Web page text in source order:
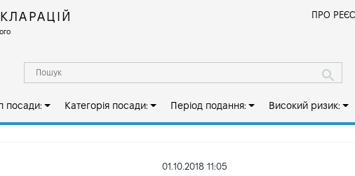
ПРО
посади: Категорія посади: Період подання: Високий ризик:
01.10.2018 11:05